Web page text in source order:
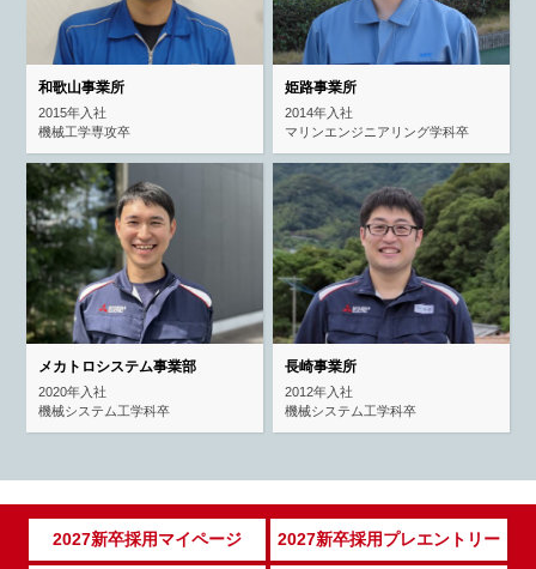
和歌山事業所
2015年入社
機械工学専攻卒
姫路事業所
2014年入社
マリンエンジニアリング学科卒
メカトロシステム事業部
2020年入社
機械システム工学科卒
長崎事業所
2012年入社
機械システム工学科卒
2027新卒採用マイページ 2027新卒採用プレエントリー